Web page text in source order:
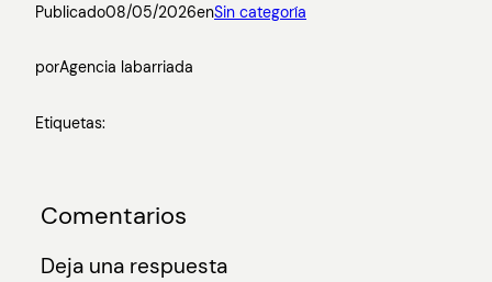
Publicado08/05/2026enSin categoría
porAgencia labarriada
Etiquetas:
Comentarios
Deja una respuesta